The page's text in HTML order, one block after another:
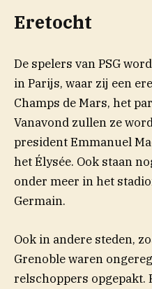
Eretocht
De spelers van PSG
in Parijs, waar zij een
Champs de Mars, het
Vanavond zullen ze
president Emmanuel
het Élysée. Ook staan
onder meer in het
Germain.
Ook in andere steden,
Grenoble waren
relschoppers opgepakt.